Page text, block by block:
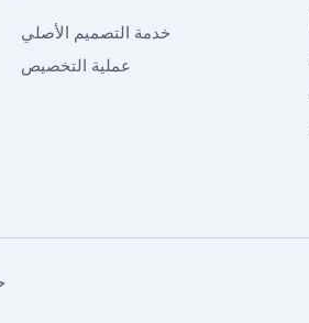
خدمة التصميم الأصلي
عملية التخصيص